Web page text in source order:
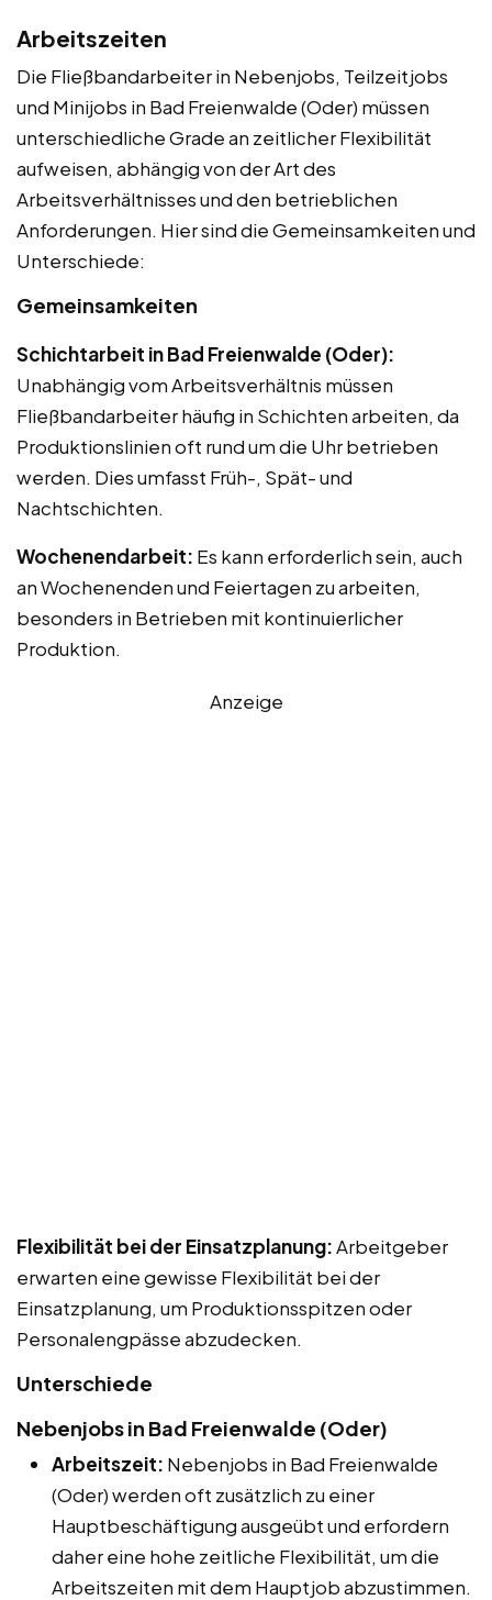
Arbeitszeiten
Die Fließbandarbeiter in Nebenjobs, Teilzeitjobs
und Minijobs in Bad Freienwalde (Oder) müssen
unterschiedliche Grade an zeitlicher Flexibilität
aufweisen, abhängig von der Art des
Arbeitsverhältnisses und den betrieblichen
Anforderungen. Hier sind die Gemeinsamkeiten und
Unterschiede:
Gemeinsamkeiten
Schichtarbeit in Bad Freienwalde (Oder):
Unabhängig vom Arbeitsverhältnis müssen
Fließbandarbeiter häufig in Schichten arbeiten, da
Produktionslinien oft rund um die Uhr betrieben
werden. Dies umfasst Früh-, Spät- und
Nachtschichten.
Wochenendarbeit: Es kann erforderlich sein, auch
an Wochenenden und Feiertagen zu arbeiten,
besonders in Betrieben mit kontinuierlicher
Produktion.
Anzeige
Flexibilität bei der Einsatzplanung:Arbeitgeber
erwarten eine gewisse Flexibilität bei der
Einsatzplanung, um Produktionsspitzen oder
Personalengpässe abzudecken.
Unterschiede
Nebenjobs in Bad Freienwalde (Oder)
Arbeitszeit: Nebenjobs in Bad Freienwalde
(Oder) werden oft zusätzlich zu einer
Hauptbeschäftigung ausgeübt und erfordern
daher eine hohe zeitliche Flexibilität, um die
Arbeitszeiten mit dem Hauptjob abzustimmen.